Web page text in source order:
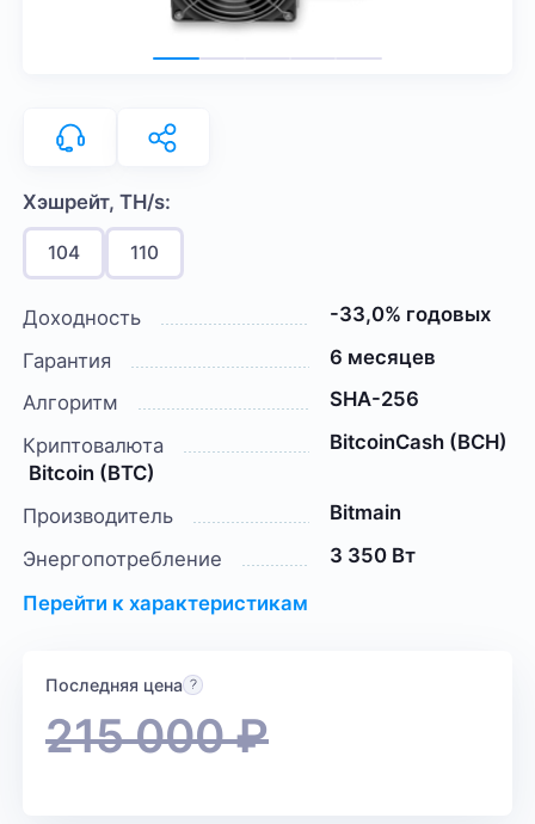
Хэшрейт, TH/s:
104 110
Доходность
-33,0% годовых
Гарантия
6 месяцев
Алгоритм
SHA-256
Криптовалюта
BitcoinCash (BCH)
Bitcoin (BTC)
Производитель
Bitmain
Энергопотребление
3 350 Вт
Перейти к характеристикам
Последняя цена
215 000₽